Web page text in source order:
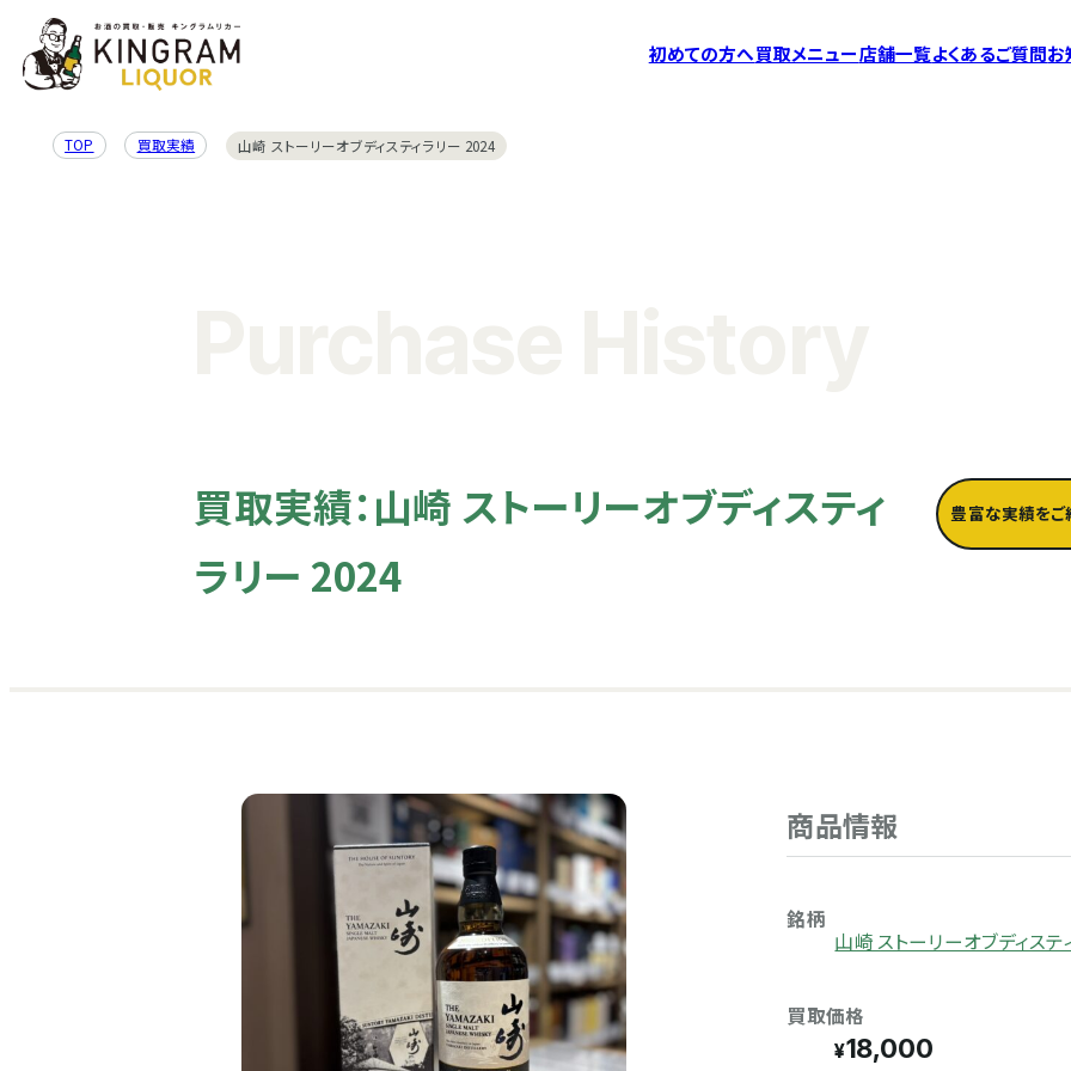
初めての方へ買取メニュー店舗一覧よくあるご質問お
TOP 買取実績 山崎 ストーリーオブディスティラリー 2024
買取実績：山崎 ストーリーオブディスティ
ラリー 2024
豊富な実績をご
商品情報
銘柄
山崎 ストーリーオブディステ
買取価格
18,000